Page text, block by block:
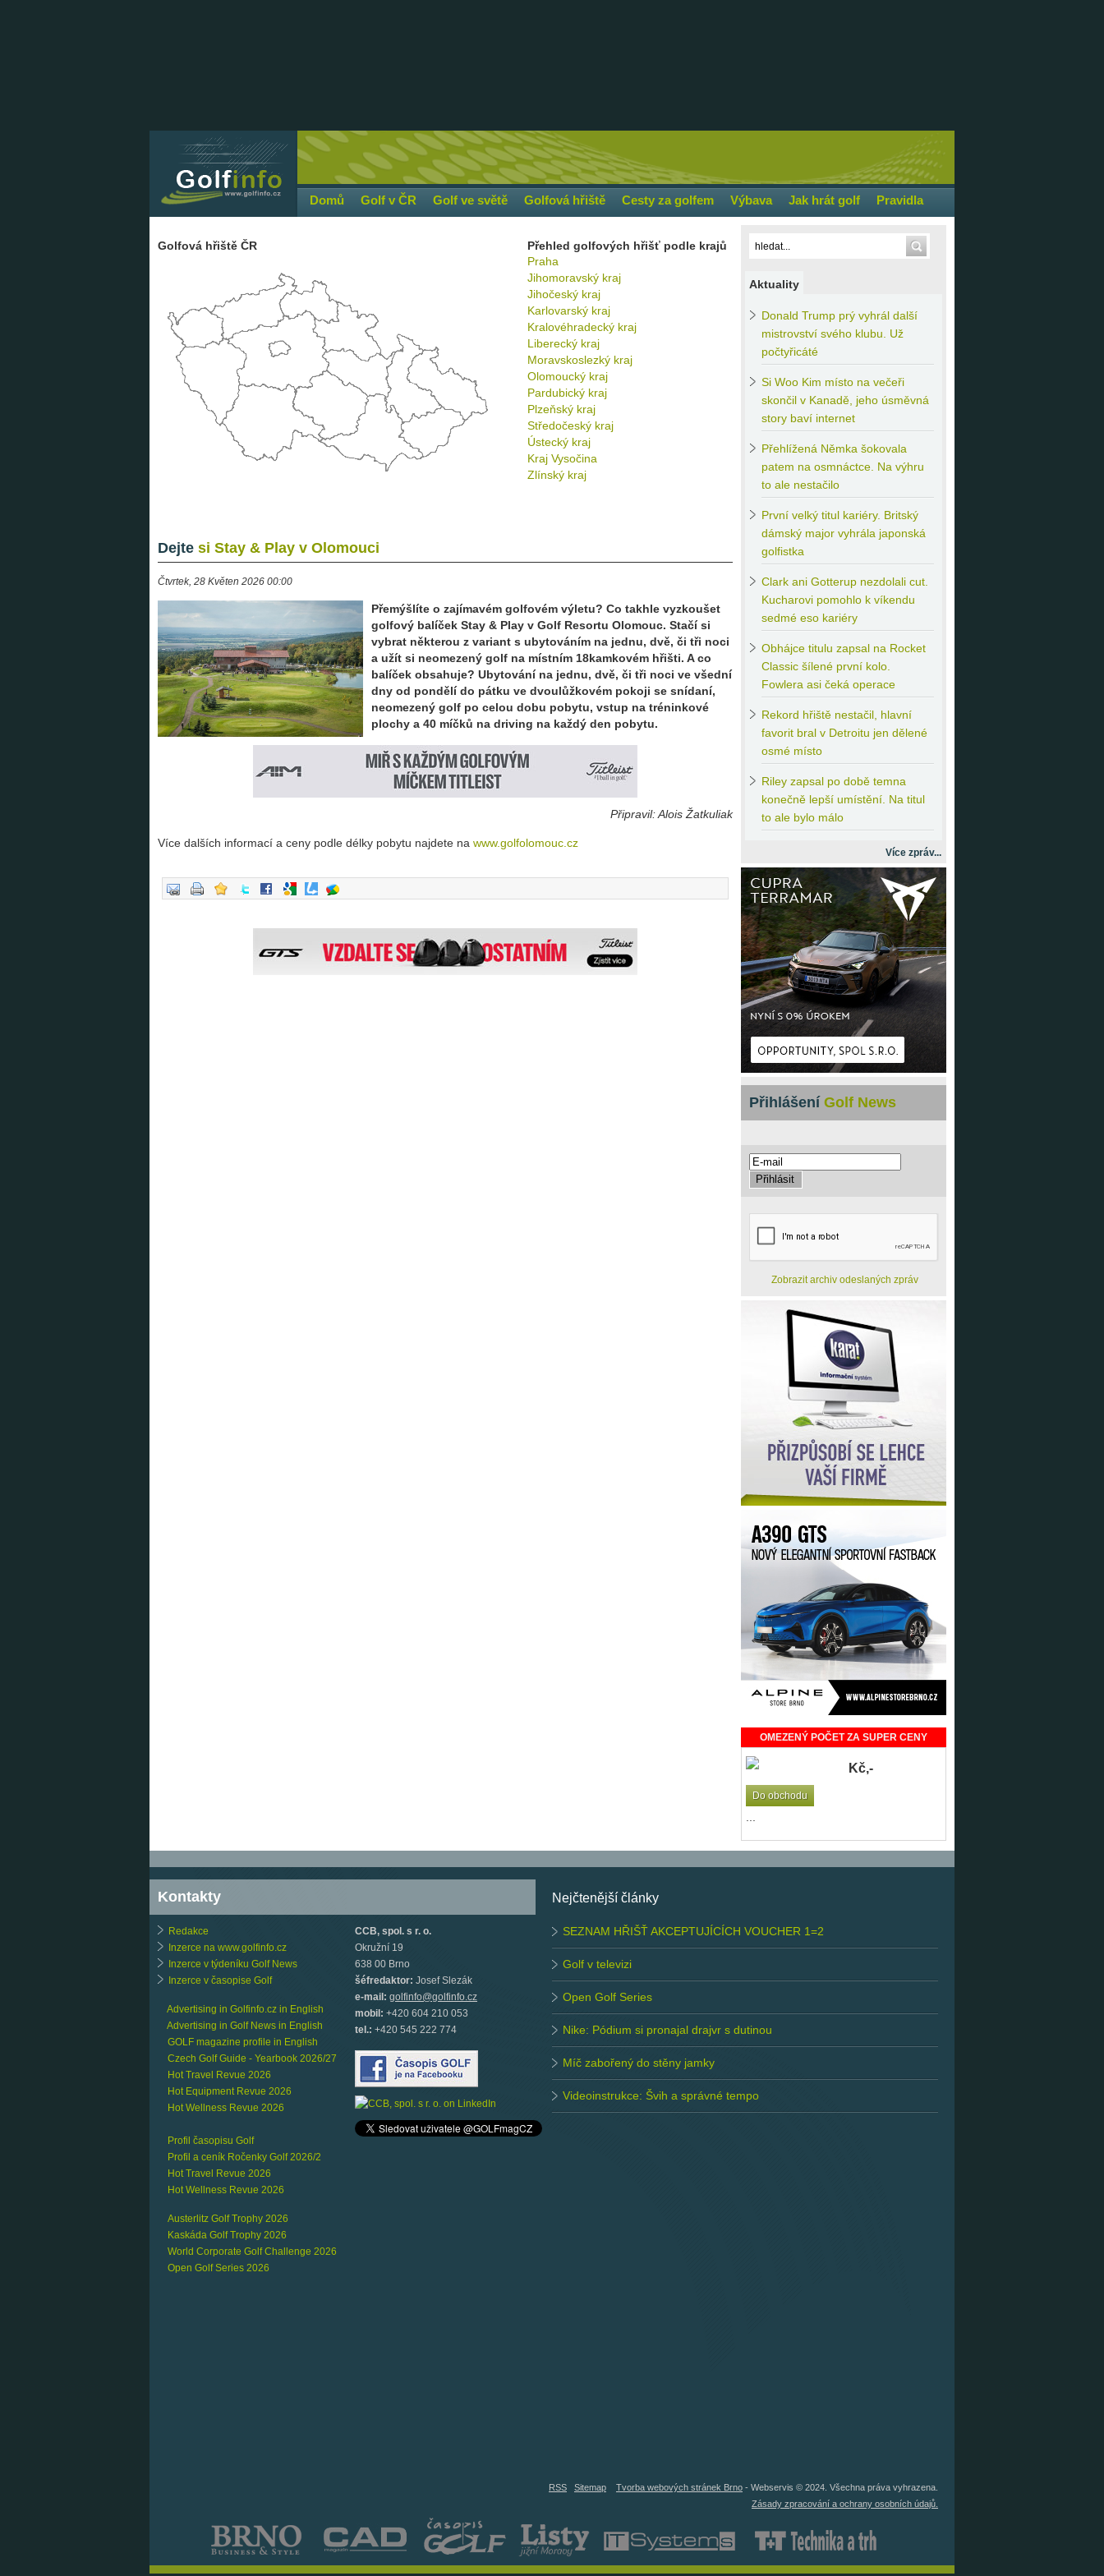
Domů Golf v ČR Golf ve světě Golfová hřiště Cesty za golfem Výbava Jak hrát golf Pravidla
Golfová hřiště ČR
Přehled golfových hřišť podle krajů
Praha
Jihomoravský kraj
Jihočeský kraj
Karlovarský kraj
Kralovéhradecký kraj
Liberecký kraj
Moravskoslezký kraj
Olomoucký kraj
Pardubický kraj
Plzeňský kraj
Středočeský kraj
Ústecký kraj
Kraj Vysočina
Zlínský kraj
Dejte si Stay & Play v Olomouci
Čtvrtek, 28 Květen 2026 00:00
Přemýšlíte o zajímavém golfovém výletu? Co takhle vyzkoušet
golfový balíček Stay & Play v Golf Resortu Olomouc. Stačí si
vybrat některou z variant s ubytováním na jednu, dvě, či tři noci
a užít si neomezený golf na místním 18kamkovém hřišti. A co
balíček obsahuje? Ubytování na jednu, dvě, či tři noci ve všední
dny od pondělí do pátku ve dvoulůžkovém pokoji se snídaní,
neomezený golf po celou dobu pobytu, vstup na tréninkové
plochy a 40 míčků na driving na každý den pobytu.
Připravil: Alois Žatkuliak
Více dalších informací a ceny podle délky pobytu najdete na www.golfolomouc.cz
Aktuality
Donald Trump prý vyhrál další
mistrovství svého klubu. Už
počtyřicáté
Si Woo Kim místo na večeři
skončil v Kanadě, jeho úsměvná
story baví internet
Přehlížená Němka šokovala
patem na osmnáctce. Na výhru
to ale nestačilo
První velký titul kariéry. Britský
dámský major vyhrála japonská
golfistka
Clark ani Gotterup nezdolali cut.
Kucharovi pomohlo k víkendu
sedmé eso kariéry
Obhájce titulu zapsal na Rocket
Classic šílené první kolo.
Fowlera asi čeká operace
Rekord hřiště nestačil, hlavní
favorit bral v Detroitu jen dělené
osmé místo
Riley zapsal po době temna
konečně lepší umístění. Na titul
to ale bylo málo
Více zpráv...
Přihlášení Golf News
Zobrazit archiv odeslaných zpráv
OMEZENÝ POČET ZA SUPER CENY
Kč,-
Do obchodu
Kontakty
Redakce
Inzerce na www.golfinfo.cz
Inzerce v týdeníku Golf News
Inzerce v časopise Golf
Advertising in Golfinfo.cz in English
Advertising in Golf News in English
GOLF magazine profile in English
Czech Golf Guide - Yearbook 2026/27
Hot Travel Revue 2026
Hot Equipment Revue 2026
Hot Wellness Revue 2026
Profil časopisu Golf
Profil a ceník Ročenky Golf 2026/2
Hot Travel Revue 2026
Hot Wellness Revue 2026
Austerlitz Golf Trophy 2026
Kaskáda Golf Trophy 2026
World Corporate Golf Challenge 2026
Open Golf Series 2026
CCB, spol. s r. o.
Okružní 19
638 00 Brno
šéfredaktor: Josef Slezák
e-mail: golfinfo@golfinfo.cz
mobil: +420 604 210 053
tel.: +420 545 222 774
Nejčtenější články
SEZNAM HŘIŠŤ AKCEPTUJÍCÍCH VOUCHER 1=2
Golf v televizi
Open Golf Series
Nike: Pódium si pronajal drajvr s dutinou
Míč zabořený do stěny jamky
Videoinstrukce: Švih a správné tempo
RSS Sitemap Tvorba webových stránek Brno - Webservis © 2024. Všechna práva vyhrazena.
Zásady zpracování a ochrany osobních údajů.